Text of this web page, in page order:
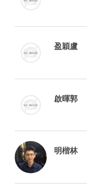
盈穎盧
啟暉郭
明楷林